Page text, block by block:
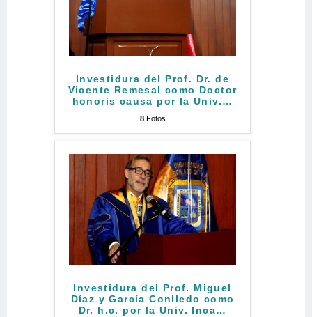
Investidura del Prof. Dr. de
Vicente Remesal como Doctor
honoris causa por la Univ.…
8Fotos
Investidura del Prof. Miguel
Díaz y García Conlledo como
Dr. h.c. por la Univ. Inca…